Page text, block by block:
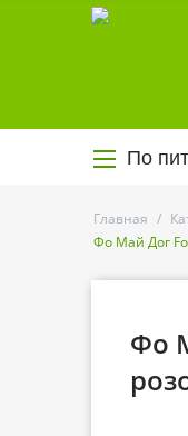
По
Главная /
Фо Май Дог
Фо